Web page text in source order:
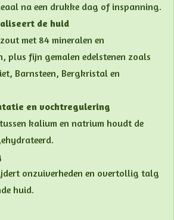
na een drukke dag of inspanning.
de huid
met 84 mineralen en
plus fijn gemalen edelstenen zoals
Barnsteen, Bergkristal en
en vochtregulering
kalium en natrium houdt de
onzuiverheden en overtollig talg
huid.